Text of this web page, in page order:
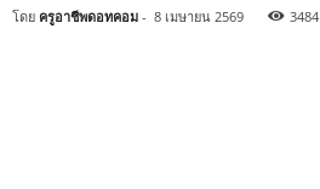
โดย ครูอาชีพดอทคอม - 8 เมษายน 2569 3484